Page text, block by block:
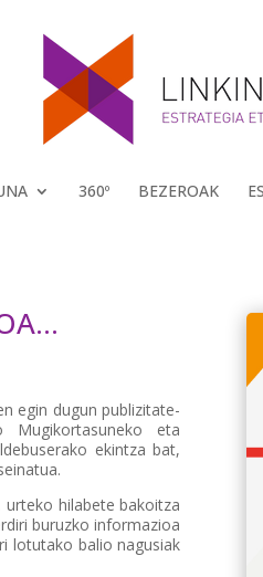
360º BEZEROAK
egin dugun publizitate-
Mugikortasuneko eta
ekintza bat,
urteko hilabete bakoitza
buruzko informazioa
lotutako balio nagusiak